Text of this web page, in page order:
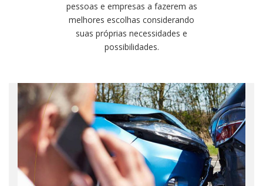
pessoas e empresas a fazerem as
melhores escolhas considerando
suas próprias necessidades e
possibilidades.